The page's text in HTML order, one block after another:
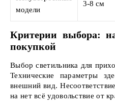
модели
3-8 см
Критерии выбора:
покупкой
Выбор светильника для
Технические параметры
внешний вид.
на нет всё удовольствие от